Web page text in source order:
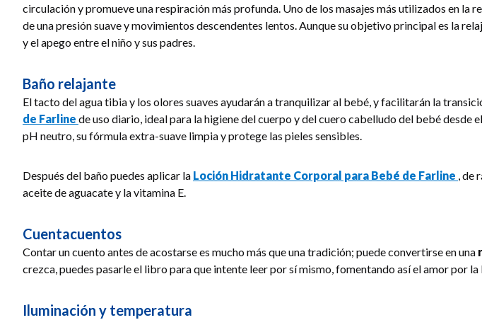
circulación y promueve una respiración más profunda. Uno de los masajes más utilizados en la
de una presión suave y movimientos descendentes lentos. Aunque su objetivo principal es la
y el apego entre el niño y sus padres.
Baño relajante
El tacto del agua tibia y los olores suaves ayudarán a tranquilizar al bebé, y facilitarán la
de Farline de uso diario, ideal para la higiene del cuerpo y del cuero cabelludo del bebé
pH neutro, su fórmula extra-suave limpia y protege las pieles sensibles.
Después del baño puedes aplicar la Loción Hidratante Corporal para Bebé de Farline , de
aceite de aguacate y la vitamina E.
Cuentacuentos
Contar un cuento antes de acostarse es mucho más que una tradición; puede convertirse en una
crezca, puedes pasarle el libro para que intente leer por sí mismo, fomentando así el amor por
Iluminación y temperatura